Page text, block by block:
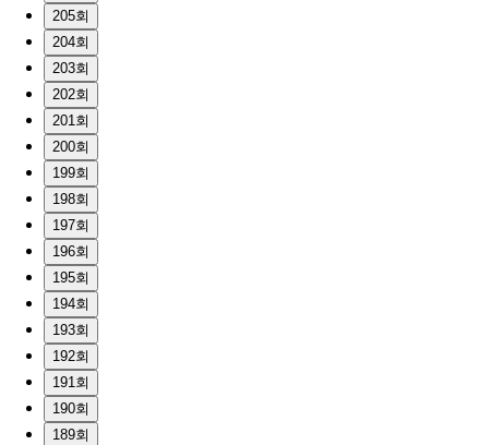
205회
204회
203회
202회
201회
200회
199회
198회
197회
196회
195회
194회
193회
192회
191회
190회
189회